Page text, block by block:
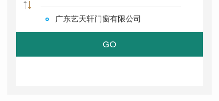
广东艺天轩门窗有限公司